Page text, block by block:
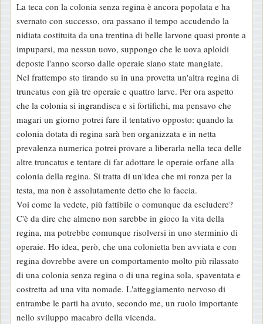
La teca con la colonia senza regina è ancora popolata e ha
svernato con successo, ora passano il tempo accudendo la
nidiata costituita da una trentina di belle larvone quasi pronte a
impuparsi, ma nessun uovo, suppongo che le uova aploidi
deposte l'anno scorso dalle operaie siano state mangiate.
Nel frattempo sto tirando su in una provetta un'altra regina di
truncatus con già tre operaie e quattro larve. Per ora aspetto
che la colonia si ingrandisca e si fortifichi, ma pensavo che
magari un giorno potrei fare il tentativo opposto: quando la
colonia dotata di regina sarà ben organizzata e in netta
prevalenza numerica potrei provare a liberarla nella teca delle
altre truncatus e tentare di far adottare le operaie orfane alla
colonia della regina. Si tratta di un'idea che mi ronza per la
testa, ma non è assolutamente detto che lo faccia.
Voi come la vedete, più fattibile o comunque da escludere?
C'è da dire che almeno non sarebbe in gioco la vita della
regina, ma potrebbe comunque risolversi in uno sterminio di
operaie. Ho idea, però, che una colonietta ben avviata e con
regina dovrebbe avere un comportamento molto più rilassato
di una colonia senza regina o di una regina sola, spaventata e
costretta ad una vita nomade. L'atteggiamento nervoso di
entrambe le parti ha avuto, secondo me, un ruolo importante
nello sviluppo macabro della vicenda.